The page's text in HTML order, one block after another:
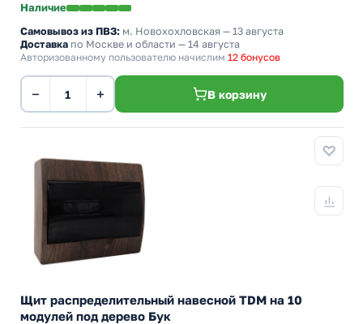
Наличие
Самовывоз из ПВЗ: м. Новохохловская — 13 августа
Доставка по Москве и области — 14 августа
Авторизованному пользователю начислим 12 бонусов
− + В корзину
Щит распределительный навесной TDM на 10
модулей под дерево Бук